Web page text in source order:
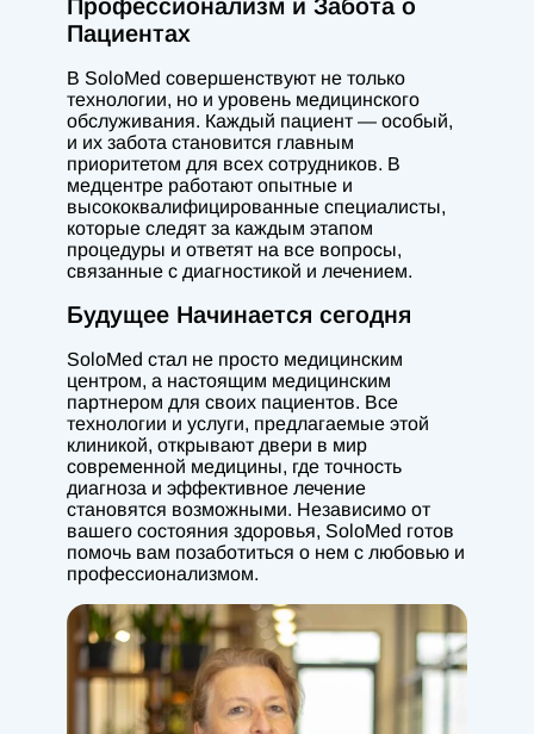
Профессионализм и Забота о
Пациентах
В SoloMed совершенствуют не только
технологии, но и уровень медицинского
обслуживания. Каждый пациент — особый,
и их забота становится главным
приоритетом для всех сотрудников. В
медцентре работают опытные и
высококвалифицированные специалисты,
которые следят за каждым этапом
процедуры и ответят на все вопросы,
связанные с диагностикой и лечением.
Будущее Начинается сегодня
SoloMed стал не просто медицинским
центром, а настоящим медицинским
партнером для своих пациентов. Все
технологии и услуги, предлагаемые этой
клиникой, открывают двери в мир
современной медицины, где точность
диагноза и эффективное лечение
становятся возможными. Независимо от
вашего состояния здоровья, SoloMed готов
помочь вам позаботиться о нем с любовью и
профессионализмом.